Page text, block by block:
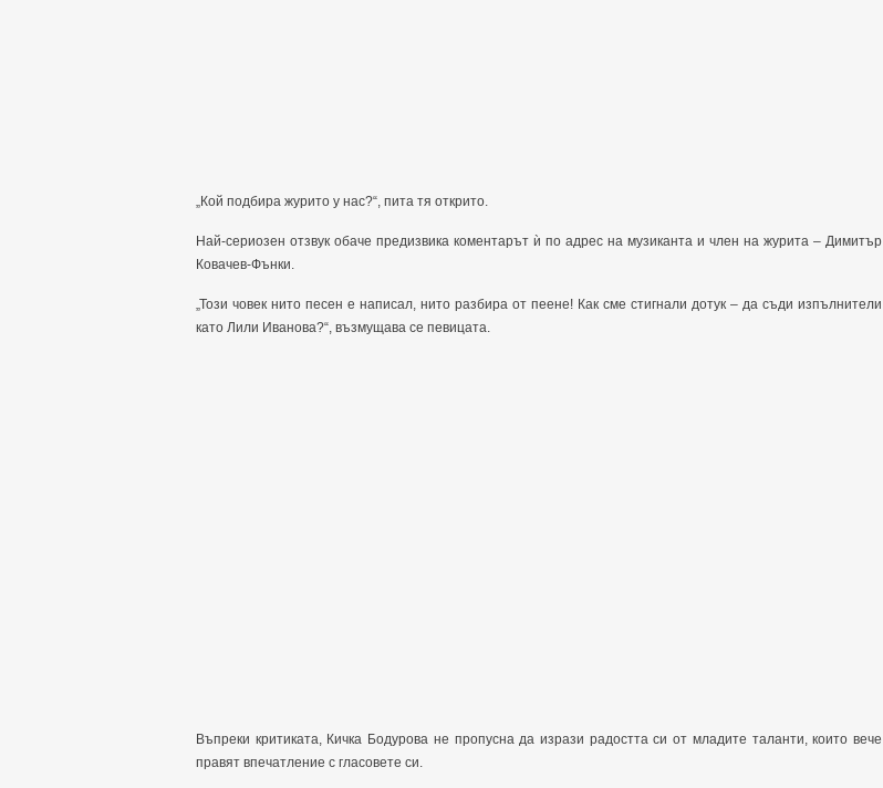
„Кой подбира журито у нас?“, пита тя открито.
Най-сериозен отзвук обаче предизвика коментарът ѝ по адрес на музиканта и член на журита – Димитър
Ковачев-Фънки.
„Този човек нито песен е написал, нито разбира от пеене! Как сме стигнали дотук – да съди изпълнители
като Лили Иванова?“, възмущава се певицата.
Въпреки критиката, Кичка Бодурова не пропусна да изрази радостта си от младите таланти, които вече
правят впечатление с гласовете си.